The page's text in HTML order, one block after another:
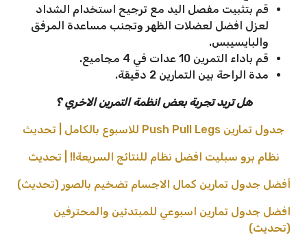
قم بتثبيت مفصل اليد مع ترجيح استخدام الشداد
لعزل افضل لعضلات الظهر وتجنب مساعدة المرفق
والبايسيبس.
قم باداء التمرين 10 عدات في 4 مجاميع.
مدة الراحة بين التمارين 2 دقيقة.
هل تريد تجربة بعض انظمة التمرين الاخري ؟
جدول تمارين Push Pull Legs للاسبوع بالكامل | تحديث
نظام برو سبليت افضل نظام للنتائج السريعة!! | تحديث
أفضل جدول تمارين كمال الاجسام تضخيم بالصور (تحديث)
افضل جدول تمارين اسبوعي للمبتدئين والمحترفين
(تحديث)